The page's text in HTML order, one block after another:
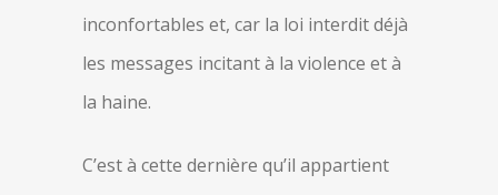
inconfortables et, car la loi interdit déjà
les messages incitant à la violence et à
la haine.
C’est à cette dernière qu’il appartient